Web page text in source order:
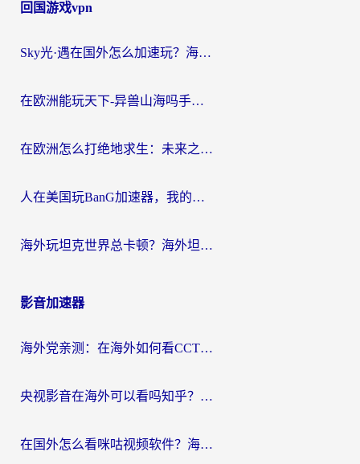
回国游戏vpn
Sky光·遇在国外怎么加速玩？海外党亲测有效的国服游戏加速指南
在欧洲能玩天下-异兽山海吗手游？海外玩家的加速器生存指南
在欧洲怎么打绝地求生：未来之役不卡？留学生亲测的加速器避坑指南
人在美国玩BanG加速器，我的延迟终于绿了
海外玩坦克世界总卡顿？海外坦克世界加速器有哪些？实测好用的选择在这里
影音加速器
海外党亲测：在海外如何看CCTV？告别“仅限大陆播放”的实用指南
央视影音在海外可以看吗知乎？留学生亲测：3步解决地域限制+追剧自由
在国外怎么看咪咕视频软件？海外党亲测有效的回国加速方案